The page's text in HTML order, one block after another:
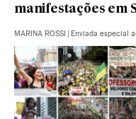
manifestações em
MARINA ROSSI | Enviada especial